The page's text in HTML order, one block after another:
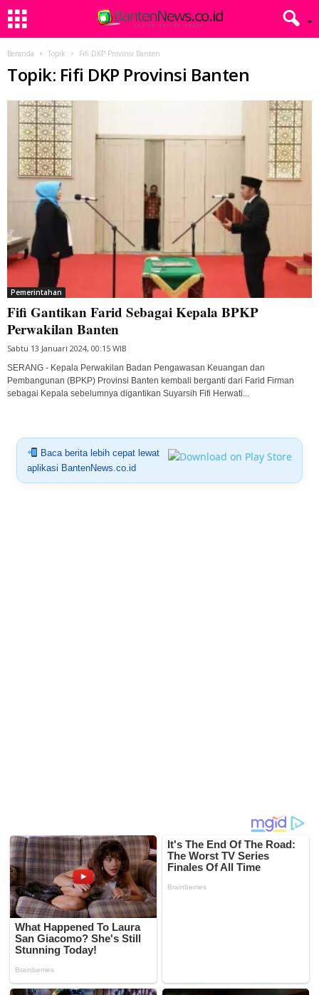
Beranda Topik Fifi DKP Provinsi Banten
Topik: Fifi DKP Provinsi Banten
Pemerintahan
Fifi Gantikan Farid Sebagai Kepala BPKP
Perwakilan Banten
Sabtu 13 Januari 2024, 00:15 WIB
SERANG - Kepala Perwakilan Badan Pengawasan Keuangan dan
Pembangunan (BPKP) Provinsi Banten kembali berganti dari Farid Firman
sebagai Kepala sebelumnya digantikan Suyarsih Fifi Herwati...
Baca berita lebih cepat lewat
aplikasi BantenNews.co.id